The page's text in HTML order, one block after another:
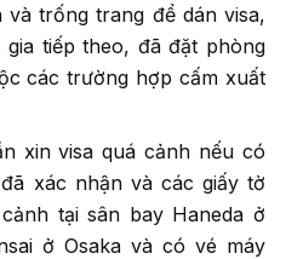
trống trang để dán visa,
tiếp theo, đã đặt phòng
các trường hợp cấm xuất
xin visa quá cảnh nếu có
xác nhận và các giấy tờ
tại sân bay Haneda ở
ở Osaka và có vé máy